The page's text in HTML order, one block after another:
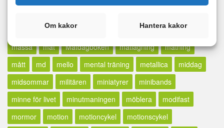
mammaträning
måndag marathon
marklyft
mässa
mat Matdagboken matlagning
mätning
mått
md mello mental träning metallica
middag
midsommar
militären miniatyrer
minibands
minne för livet
minutmaningen möblera
modifast
mormor
motion motioncykel
motionscykel
Om kakor Hantera kakor